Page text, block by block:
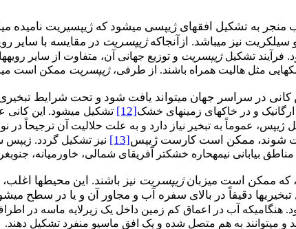
منجر به تشکیل افق­های ژیپسی می­شود که ژیپسیریت نامیده
نیز می­باشد. ازآنجاکهژیپسریت در مقایسه با سایر
فرآیند تشکیلژیپسریت و توزیع جهانی آن، متفاوت از سایر
مثل هالیت همراه باشند. از طرفی،ژیپسریت ممکن است
کانی در سراسر جهان می­تواند یافت شود و تحت شرایط تبخیری
و در خاک­های زمین­های خشک[12] تشکیل می­شود. این کانی
عموماً به تبخیر نیاز دارد و به علت حلالیت آن ترجیحاً در
شوند، ممکن است کارست ژیپس[13] نیز تشکیل گردد. ژیپس
بیابانی نیمه­حاره خشک­تر آفریقای شمالی، خاورمیانه،
که ممکن است میزبانژیپسریت نیز باشند. این محیط­ها
تبخیری­ها دقیقاً در بالای سفره آب و مجاور آن و یا در سطح
هنگامی­که آب در اعماق کم زمین داخل یک زیرلایه ماسه در